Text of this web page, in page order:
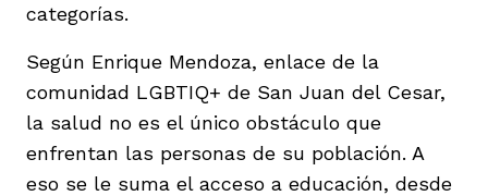
categorías.
Según Enrique Mendoza, enlace de la
comunidad LGBTIQ+ de San Juan del Cesar,
la salud no es el único obstáculo que
enfrentan las personas de su población. A
eso se le suma el acceso a educación, desde